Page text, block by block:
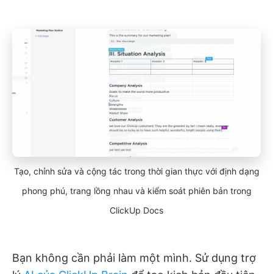
Tạo, chỉnh sửa và cộng tác trong thời gian thực với định dạng
phong phú, trang lồng nhau và kiểm soát phiên bản trong
ClickUp Docs
Bạn không cần phải làm một mình. Sử dụng trợ